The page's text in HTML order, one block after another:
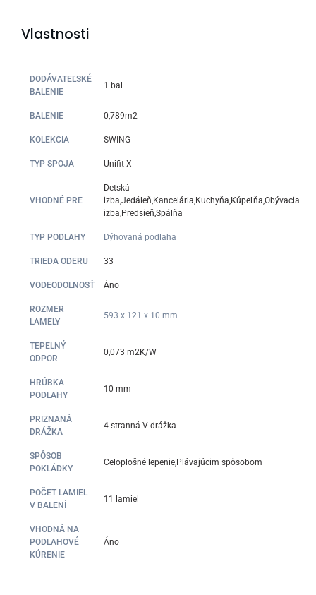
Vlastnosti
DODÁVATEĽSKÉ
BALENIE
1 bal
BALENIE 0,789m2
KOLEKCIA SWING
TYP SPOJA Unifit X
VHODNÉ PRE
Detská
izba,Jedáleň,Kancelária,Kuchyňa,Kúpeľňa,Obývacia
izba,Predsieň,Spálňa
TYP PODLAHY Dýhovaná podlaha
TRIEDA ODERU 33
VODEODOLNOSŤ Áno
ROZMER
LAMELY
593 x 121 x 10 mm
TEPELNÝ
ODPOR
0,073 m2K/W
HRÚBKA
PODLAHY
10 mm
PRIZNANÁ
DRÁŽKA
4-stranná V-drážka
SPÔSOB
POKLÁDKY
Celoplošné lepenie,Plávajúcim spôsobom
POČET LAMIEL
V BALENÍ
11 lamiel
VHODNÁ NA
PODLAHOVÉ
KÚRENIE
Áno